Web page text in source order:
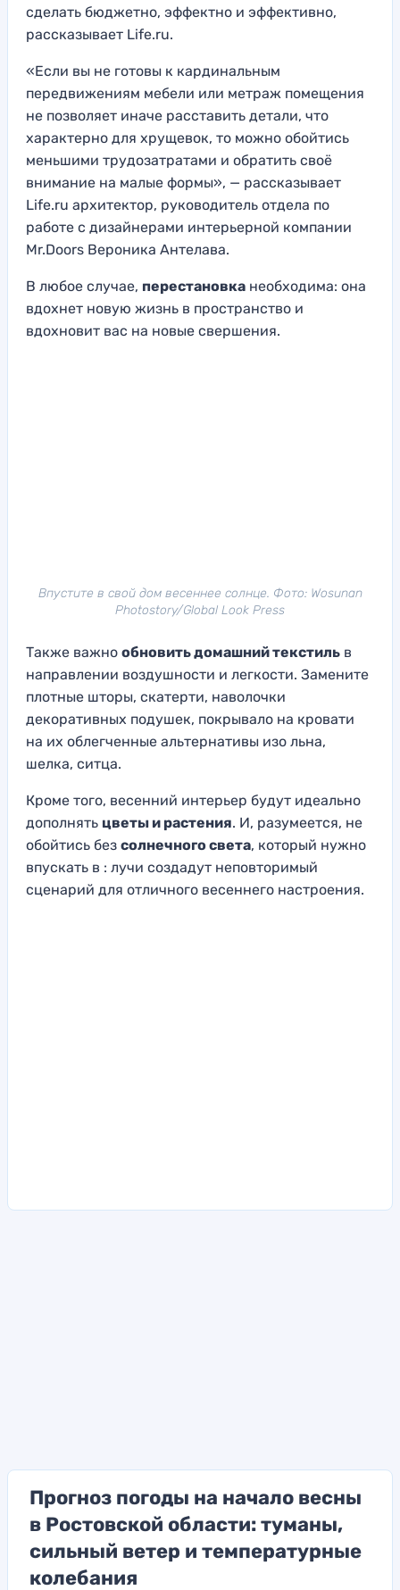
сделать бюджетно, эффектно и эффективно,
рассказывает Life.ru.
«Если вы не готовы к кардинальным
передвижениям мебели или метраж помещения
не позволяет иначе расставить детали, что
характерно для хрущевок, то можно обойтись
меньшими трудозатратами и обратить своё
внимание на малые формы», — рассказывает
Life.ru архитектор, руководитель отдела по
работе с дизайнерами интерьерной компании
Mr.Doors Вероника Антелава.
В любое случае, перестановка необходима: она
вдохнет новую жизнь в пространство и
вдохновит вас на новые свершения.
Впустите в свой дом весеннее солнце. Фото: Wosunan
Photostory/Global Look Press
Также важно обновить домашний текстиль в
направлении воздушности и легкости. Замените
плотные шторы, скатерти, наволочки
декоративных подушек, покрывало на кровати
на их облегченные альтернативы изо льна,
шелка, ситца.
Кроме того, весенний интерьер будут идеально
дополнять цветы и растения. И, разумеется, не
обойтись без солнечного света, который нужно
впускать в : лучи создадут неповторимый
сценарий для отличного весеннего настроения.
Прогноз погоды на начало весны
в Ростовской области: туманы,
сильный ветер и температурные
колебания